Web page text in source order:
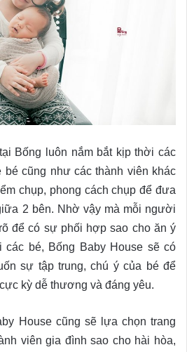
Bống luôn nắm bắt kịp thời các
bé cũng như các thành viên khác
chụp, phong cách chụp để đưa
2 bên. Nhờ vậy mà mỗi người
để có sự phối hợp sao cho ăn ý
bé, Bống Baby House sẽ có
sự tập trung, chú ý của bé để
kỳ dễ thương và đáng yêu.
House cũng sẽ lựa chọn trang
viên gia đình sao cho hài hòa,